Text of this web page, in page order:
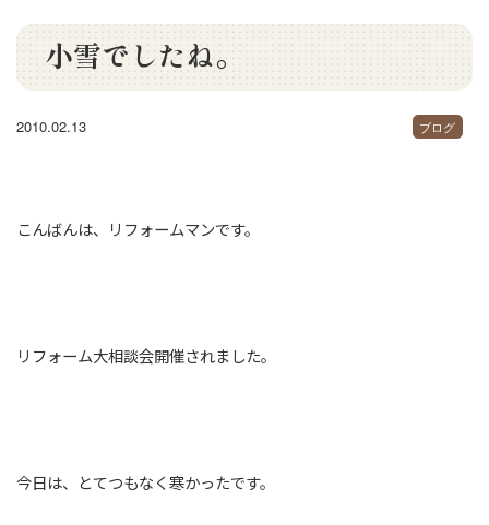
小雪でしたね。
2010.02.13 ブログ
こんばんは、リフォームマンです。
リフォーム大相談会開催されました。
今日は、とてつもなく寒かったです。